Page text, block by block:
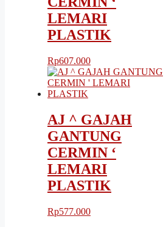
LEMARI
PLASTIK
Rp607.000
AJ ^ GAJAH
GANTUNG
CERMIN ‘
LEMARI
PLASTIK
Rp577.000